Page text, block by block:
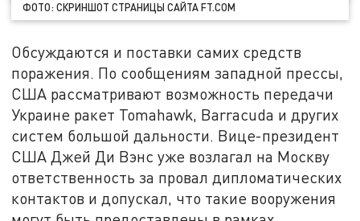
ФОТО: СКРИНШОТ СТРАНИЦЫ САЙТА FT.COM
Обсуждаются и поставки самих средств
поражения. По сообщениям западной прессы,
США рассматривают возможность передачи
Украине ракет Tomahawk, Barracuda и других
систем большой дальности. Вице-президент
США Джей Ди Вэнс уже возлагал на Москву
ответственность за провал дипломатических
контактов и допускал, что такие вооружения